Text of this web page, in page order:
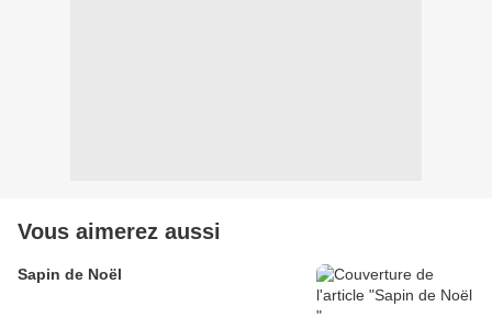
Vous aimerez aussi
Sapin de Noël